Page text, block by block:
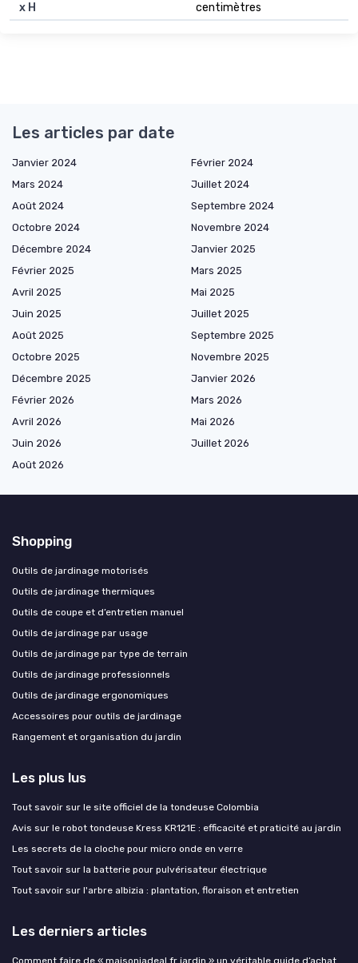
x H
centimètres
Les articles par date
Janvier 2024
Février 2024
Mars 2024
Juillet 2024
Août 2024
Septembre 2024
Octobre 2024
Novembre 2024
Décembre 2024
Janvier 2025
Février 2025
Mars 2025
Avril 2025
Mai 2025
Juin 2025
Juillet 2025
Août 2025
Septembre 2025
Octobre 2025
Novembre 2025
Décembre 2025
Janvier 2026
Février 2026
Mars 2026
Avril 2026
Mai 2026
Juin 2026
Juillet 2026
Août 2026
Shopping
Outils de jardinage motorisés
Outils de jardinage thermiques
Outils de coupe et d’entretien manuel
Outils de jardinage par usage
Outils de jardinage par type de terrain
Outils de jardinage professionnels
Outils de jardinage ergonomiques
Accessoires pour outils de jardinage
Rangement et organisation du jardin
Les plus lus
Tout savoir sur le site officiel de la tondeuse Colombia
Avis sur le robot tondeuse Kress KR121E : efficacité et praticité au jardin
Les secrets de la cloche pour micro onde en verre
Tout savoir sur la batterie pour pulvérisateur électrique
Tout savoir sur l'arbre albizia : plantation, floraison et entretien
Les derniers articles
Comment faire de « maisoniadeal fr jardin » un véritable guide d’achat